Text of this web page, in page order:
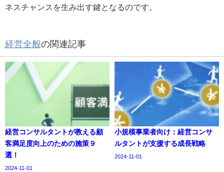
ネスチャンスを生み出す鍵となるのです。
経営全般の関連記事
経営コンサルタントが教える顧
客満足度向上のための施策９
選！
2024-11-01
小規模事業者向け：経営コンサ
ルタントが支援する成長戦略
2024-11-01